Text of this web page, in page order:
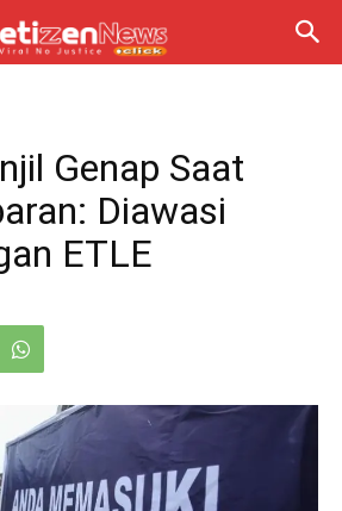
Genap Saat
Diawasi
ETLE